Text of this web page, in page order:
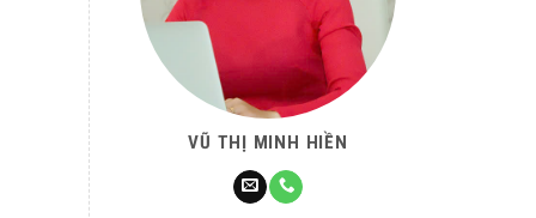
VŨ THỊ MINH HIỀN